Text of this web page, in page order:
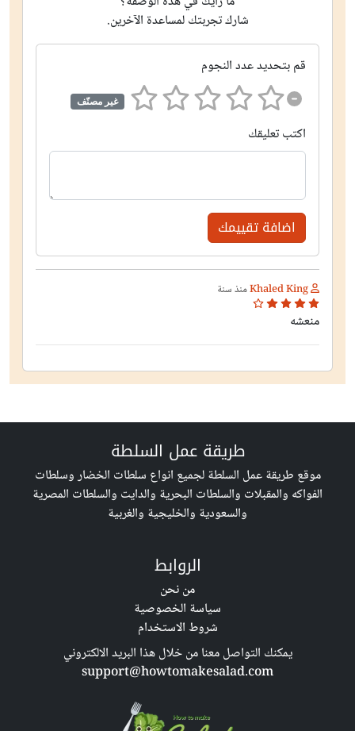
شارك تجربتك لمساعدة الآخرين.
قم بتحديد عدد النجوم
غير مصنّف
اكتب تعليقك
اضافة تقييمك
Khaled King منذ سنة
منعشه
طريقة عمل السلطة
موقع طريقة عمل السلطة لجميع انواع سلطات الخضار وسلطات
الفواكه والمقبلات والسلطات البحرية والدايت والسلطات المصرية
والسعودية والخليجية والغربية
الروابط
من نحن
سياسة الخصوصية
شروط الاستخدام
يمكنك التواصل معنا من خلال هذا البريد الالكتروني
support@howtomakesalad.com